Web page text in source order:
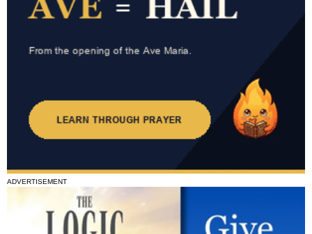
ADVERTISEMENT